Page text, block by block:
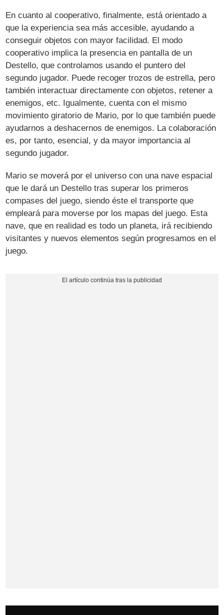
En cuanto al cooperativo, finalmente, está orientado a
que la experiencia sea más accesible, ayudando a
conseguir objetos con mayor facilidad. El modo
cooperativo implica la presencia en pantalla de un
Destello, que controlamos usando el puntero del
segundo jugador. Puede recoger trozos de estrella, pero
también interactuar directamente con objetos, retener a
enemigos, etc. Igualmente, cuenta con el mismo
movimiento giratorio de Mario, por lo que también puede
ayudarnos a deshacernos de enemigos. La colaboración
es, por tanto, esencial, y da mayor importancia al
segundo jugador.
Mario se moverá por el universo con una nave espacial
que le dará un Destello tras superar los primeros
compases del juego, siendo éste el transporte que
empleará para moverse por los mapas del juego. Esta
nave, que en realidad es todo un planeta, irá recibiendo
visitantes y nuevos elementos según progresamos en el
juego.